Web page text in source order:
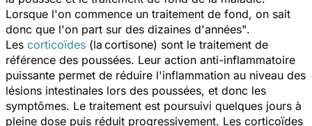
Lorsque l'on commence un traitement de fond, on sait
donc que l'on part sur des dizaines d'années".
Les corticoïdes (la cortisone) sont le traitement de
référence des poussées. Leur action anti-inflammatoire
puissante permet de réduire l'inflammation au niveau des
lésions intestinales lors des poussées, et donc les
symptômes. Le traitement est poursuivi quelques jours à
pleine dose puis réduit progressivement. Les corticoïdes